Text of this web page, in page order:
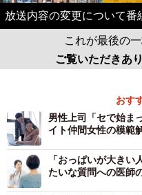
放送内容の変更について番
これが最後の
ご覧いただきあ
おす
男性上司「セで始ま
イト仲間女性の模範
「おっぱいが大き
たいな質問への医師